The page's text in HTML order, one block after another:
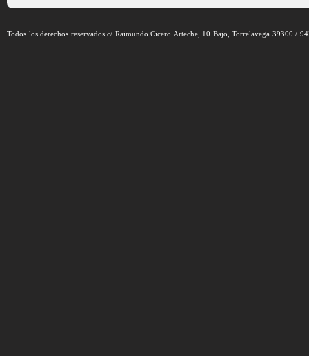
Todos los derechos reservados c/ Raimundo Cicero Arteche, 10 Bajo, Torrelavega 39300 /